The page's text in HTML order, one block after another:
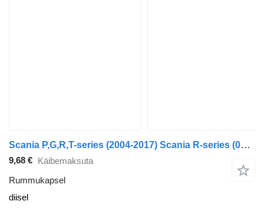
Scania P,G,R,T-series (2004-2017) Scania R-series (01.04-)
9,68 € Käibemaksuta
Rummukapsel
diisel